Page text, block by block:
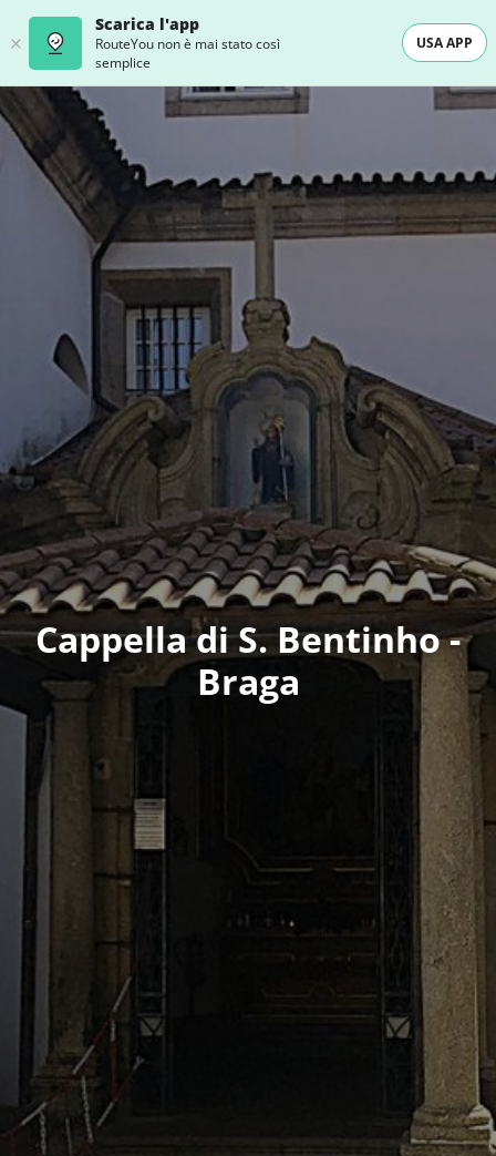
Scarica l'app
RouteYou non è mai stato così
semplice
USA APP
Cappella di S. Bentinho -
Braga